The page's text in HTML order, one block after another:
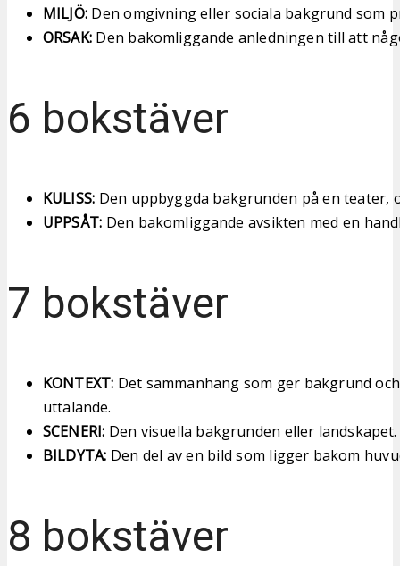
MILJÖ:Den omgivning eller sociala bakgrund som
ORSAK:Den bakomliggande anledningen till att
6 bokstäver
KULISS: Den uppbyggda bakgrunden på en teater,
UPPSÅT: Den bakomliggande avsikten med en
7 bokstäver
KONTEXT: Det sammanhang som ger bakgrund
uttalande.
SCENERI: Den visuella bakgrunden eller landskapet.
BILDYTA: Den del av en bild som ligger bakom
8 bokstäver